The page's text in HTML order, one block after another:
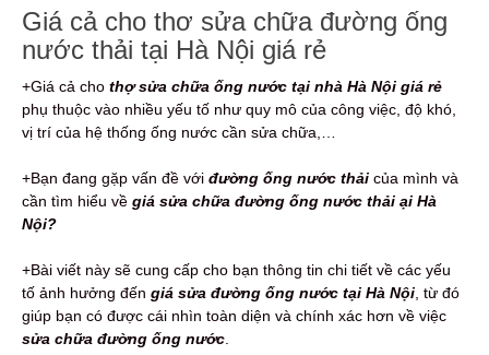
Giá cả cho thơ sửa chữa đường ống
nước thải tại Hà Nội giá rẻ
+Giá cả cho thợ sửa chữa ống nước tại nhà Hà Nội giá rẻ
phụ thuộc vào nhiều yếu tố như quy mô của công việc, độ khó,
vị trí của hệ thống ống nước cần sửa chữa,…
+Bạn đang gặp vấn đề với đường ống nước thải của mình và
cần tìm hiểu về giá sửa chữa đường ống nước thải ại Hà
Nội?
+Bài viết này sẽ cung cấp cho bạn thông tin chi tiết về các yếu
tố ảnh hưởng đến giá sửa đường ống nước tại Hà Nội , từ đó
giúp bạn có được cái nhìn toàn diện và chính xác hơn về việc
sửa chữa đường ống nước